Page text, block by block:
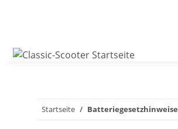
Startseite Batteriegesetzhinweise